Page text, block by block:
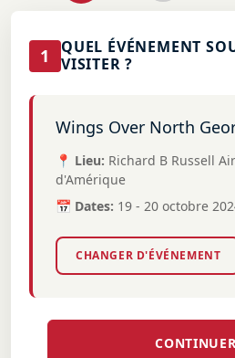
1
QUEL ÉVÉNEMENT
VISITER ?
Wings Over North
📍 Lieu: Richard B Russell
d'Amérique
📅 Dates: 19 - 20 octobre
CHANGER D'ÉVÉNEMENT